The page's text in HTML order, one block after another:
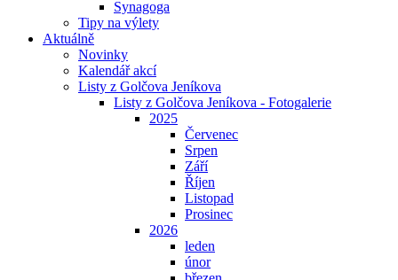
Synagoga
Tipy na výlety
Aktuálně
Novinky
Kalendář akcí
Listy z Golčova Jeníkova
Listy z Golčova Jeníkova - Fotogalerie
2025
Červenec
Srpen
Září
Říjen
Listopad
Prosinec
2026
leden
únor